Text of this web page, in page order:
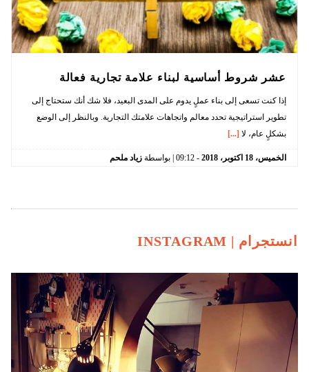
عشر شروط أساسية لبناء علامة تجارية فعالة
إذا كنت تسعى إلى بناء عملٍ يدوم على المدى البعيد، فلا شك أنك ستحتاج إلى
تطوير استراتيجية تحدد معالم واتجاهات علامتك التجارية. وبالنظر إلى الوضع
بشكلٍ عام، لا [...]
الخميس، 18 اكتوبر، 2018
-
09:12 | بواسطة زياد ملحم
انستجرام | INSTAGRAM